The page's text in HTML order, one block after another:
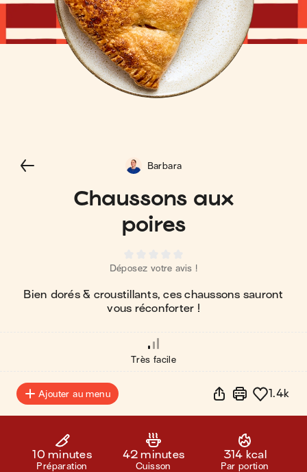
Chaussons aux
poires
Déposez votre avis !
Bien dorés & croustillants, ces chaussons sauront
vous réconforter !
Barbara
Très facile
Ajouter au menu 1.4k
10 minutes
Préparation
42 minutes
Cuisson
314 kcal
Par portion